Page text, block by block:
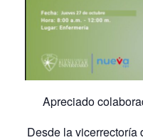
Apreciado
Desde la vicerrectoría